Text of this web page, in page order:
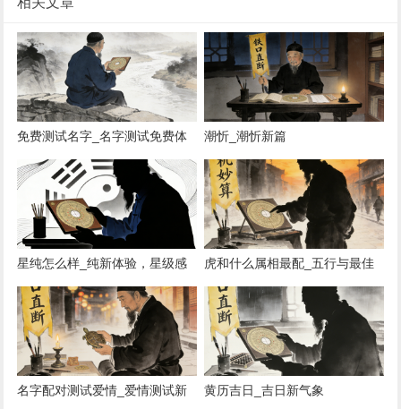
免费测试名字_名字测试免费体
验
潮忻_潮忻新篇
星纯怎么样_纯新体验，星级感
受
虎和什么属相最配_五行与最佳
搭配
名字配对测试爱情_爱情测试新
黄历吉日_吉日新气象